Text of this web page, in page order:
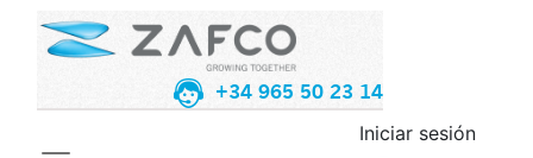
+34 965 50 23 14
Iniciar sesión